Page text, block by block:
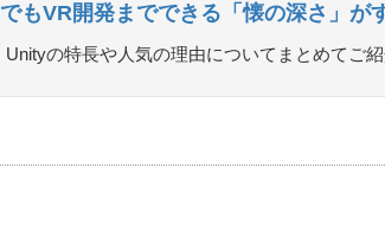
でもVR開発までできる「懐の深さ」が
Unityの特長や人気の理由についてまとめてご紹